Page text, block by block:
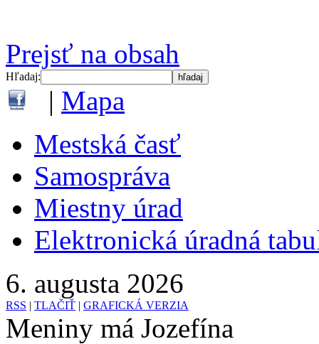
Prejsť na obsah
Hľadaj:
| Mapa
Mestská časť
Samospráva
Miestny úrad
Elektronická úradná
6. augusta 2026
RSS | TLAČIŤ | GRAFICKÁ VERZIA
Meniny má Jozefína